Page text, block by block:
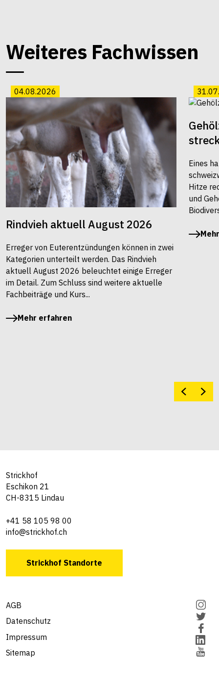
Weiteres Fachwissen
04.08.2026
Rindvieh aktuell August 2026
Erreger von Euterentzündungen können in zwei
Kategorien unterteilt werden. Das Rindvieh
aktuell August 2026 beleuchtet einige Erreger
im Detail. Zum Schluss sind weitere aktuelle
Fachbeiträge und Kurs...
Mehr erfahren
Eines
Hitze
und
Strickhof
Eschikon 21
CH-8315 Lindau
+41 58 105 98 00
info@strickhof.ch
Strickhof Standorte
AGB
Datenschutz
Impressum
Sitemap